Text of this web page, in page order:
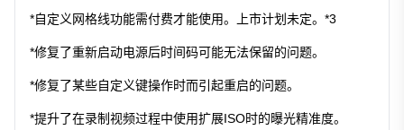
*自定义网格线功能需付费才能使用。上市计划未定。*3
*修复了重新启动电源后时间码可能无法保留的问题。
*修复了某些自定义键操作时而引起重启的问题。
*提升了在录制视频过程中使用扩展ISO时的曝光精准度。